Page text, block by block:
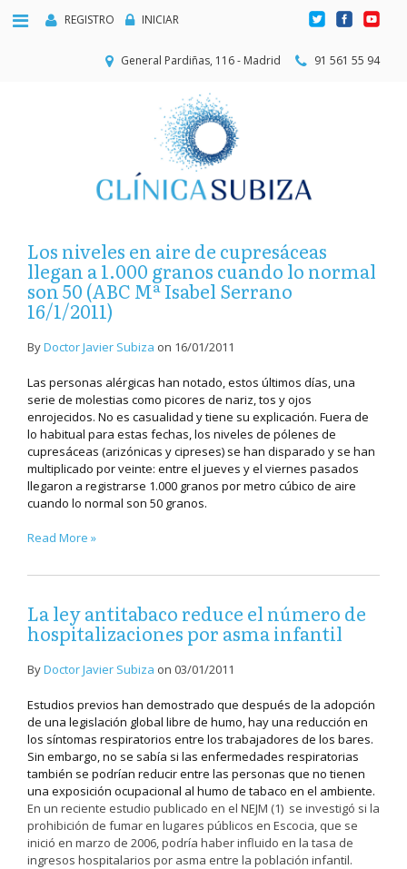
REGISTRO INICIAR
General Pardiñas, 116 - Madrid 91 561 55 94
Los niveles en aire de cupresáceas
llegan a 1.000 granos cuando lo normal
son 50 (ABC Mª Isabel Serrano
16/1/2011)
ByDoctor Javier Subiza on 16/01/2011
Las personas alérgicas han notado, estos últimos días, una
serie de molestias como picores de nariz, tos y ojos
enrojecidos. No es casualidad y tiene su explicación. Fuera de
lo habitual para estas fechas, los niveles de pólenes de
cupresáceas (arizónicas y cipreses) se han disparado y se han
multiplicado por veinte: entre el jueves y el viernes pasados
llegaron a registrarse 1.000 granos por metro cúbico de aire
cuando lo normal son 50 granos.
Read More »
La ley antitabaco reduce el número de
hospitalizaciones por asma infantil
ByDoctor Javier Subiza on 03/01/2011
Estudios previos han demostrado que después de la adopción
de una legislación global libre de humo, hay una reducción en
los síntomas respiratorios entre los trabajadores de los bares.
Sin embargo, no se sabía si las enfermedades respiratorias
también se podrían reducir entre las personas que no tienen
una exposición ocupacional al humo de tabaco en el ambiente.
En un reciente estudio publicado en el NEJM (1) se investigó si la
prohibición de fumar en lugares públicos en Escocia, que se
inició en marzo de 2006, podría haber influido en la tasa de
ingresos hospitalarios por asma entre la población infantil.